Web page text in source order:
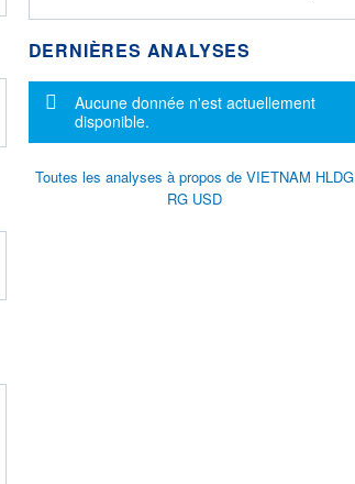
DERNIÈRES ANALYSES
Message d'information
Aucune donnée n'est actuellement
disponible.
Toutes les analyses à propos de VIETNAM HLDG
RG USD